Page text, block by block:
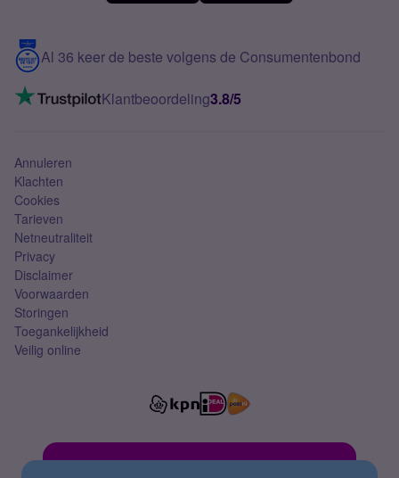
Meerdere nummers
5G internet
Mobiel internet
Mobiel abonnement
Contact
VoLTE 4G bellen
Al 36 keer de beste volgens de Consumentenbond
Klantbeoordeling3.8/5
Annuleren
Klachten
Cookies
Tarieven
Netneutraliteit
Privacy
Disclaimer
Voorwaarden
Storingen
Toegankelijkheid
Veilig online